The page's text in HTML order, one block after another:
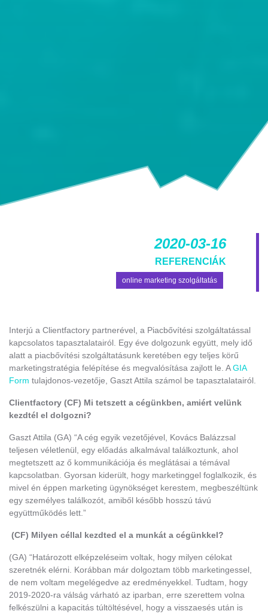
2020-03-16
REFERENCIÁK
online marketing szolgáltatás
Interjú a Clientfactory partnerével, a Piacbővítési szolgáltatással
kapcsolatos tapasztalatairól. Egy éve dolgozunk együtt, mely idő
alatt a piacbővítési szolgáltatásunk keretében egy teljes körű
marketingstratégia felépítése és megvalósítása zajlott le. AGIA
Form tulajdonos-vezetője, Gaszt Attila számol be tapasztalatairól.
Clientfactory (CF) Mi tetszett a cégünkben, amiért velünk
kezdtél el dolgozni?
Gaszt Attila (GA) “A cég egyik vezetőjével, Kovács Balázzsal
teljesen véletlenül, egy előadás alkalmával találkoztunk, ahol
megtetszett az ő kommunikációja és meglátásai a témával
kapcsolatban. Gyorsan kiderült, hogy marketinggel foglalkozik, és
mivel én éppen marketing ügynökséget kerestem, megbeszéltünk
egy személyes találkozót, amiből később hosszú távú
együttműködés lett.”
(CF) Milyen céllal kezdted el a munkát a cégünkkel?
(GA) “Határozott elképzeléseim voltak, hogy milyen célokat
szeretnék elérni. Korábban már dolgoztam több marketingessel,
de nem voltam megelégedve az eredményekkel. Tudtam, hogy
2019-2020-ra válság várható az iparban, erre szerettem volna
felkészülni a kapacitás túltöltésével, hogy a visszaesés után is